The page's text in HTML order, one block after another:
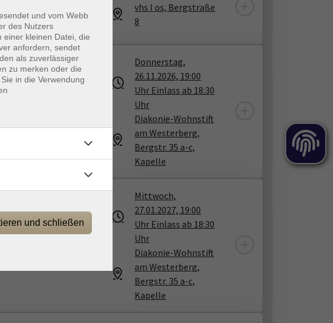
vhs I os, Bergstraße
8
Donnerstag,
26.11.2026, 19:00
Uhr Einlass ab 18:30
Uhr
Diakonie-Wohnstift
am Westerberg,
Bergstr. 35 a-c,
Kapelle
-
Mittwoch,
27.01.2027, 19:00
Uhr Einlass ab 18:30
Uhr
Diakonie-Wohnstift
am Westerberg,
Bergstr. 35 a-c,
Kapelle
und vom Webb
des Nutzers
einer kleinen Datei, die
anfordern, sendet
als zuverlässiger
zu merken oder die
in die Verwendung
und schließen